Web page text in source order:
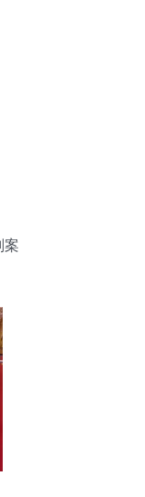
案